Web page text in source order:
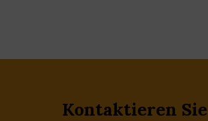
Kontaktieren